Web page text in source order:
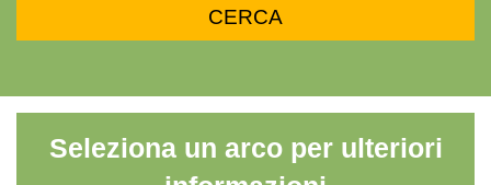
Seleziona un arco per ulteriori